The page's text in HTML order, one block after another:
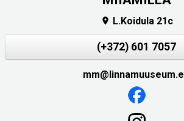
 L.Koidula 21c
(+372) 601 7057